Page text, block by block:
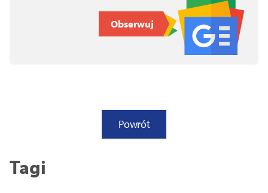
Obserwuj
Powrót
Tagi